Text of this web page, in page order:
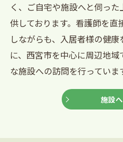
く、ご自宅や施設へと伺っ
供しております。看護師を
しながらも、入居者様の健
に、西宮市を中心に周辺地
な施設への訪問を行っていま
施設へ